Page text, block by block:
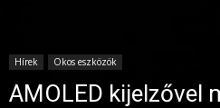
Hírek Okos eszközök
AMOLED kijelzővel